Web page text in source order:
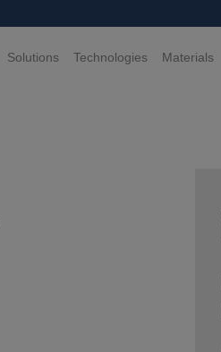
Solutions Technologies Materials